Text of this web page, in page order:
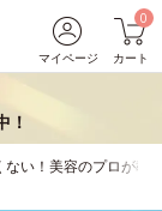
マイページ
0
カート
！
ない！美容のプロが教